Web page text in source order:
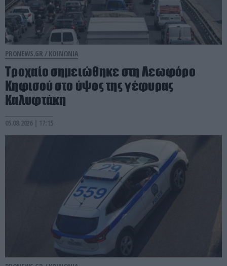
PRONEWS.GR / ΚΟΙΝΩΝΙΑ
Τροχαίο σημειώθηκε στη Λεωφόρο
Κηφισού στο ύψος της γέφυρας
Καλυφτάκη
05.08.2026 | 17:15